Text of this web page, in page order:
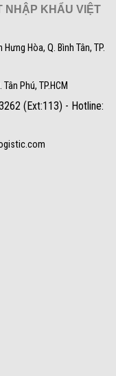
NHẬP KHẨU VIỆT
Hòa, Q. Bình Tân, TP.
Phú, TP.HCM
(Ext:113) - Hotline: